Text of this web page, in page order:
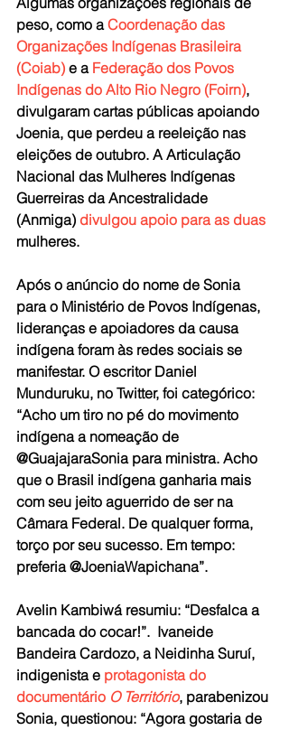
peso, como a Coordenação das
Organizações Indígenas Brasileira
(Coiab) e a Federação dos Povos
Indígenas do Alto Rio Negro (Foirn),
divulgaram cartas públicas apoiando
Joenia, que perdeu a reeleição nas
eleições de outubro. A Articulação
Nacional das Mulheres Indígenas
Guerreiras da Ancestralidade
(Anmiga) divulgou apoio para as duas
mulheres.
Após o anúncio do nome de Sonia
para o Ministério de Povos Indígenas,
lideranças e apoiadores da causa
indígena foram às redes sociais se
manifestar. O escritor Daniel
Munduruku, no Twitter, foi categórico:
“Acho um tiro no pé do movimento
indígena a nomeação de
@GuajajaraSonia para ministra. Acho
que o Brasil indígena ganharia mais
com seu jeito aguerrido de ser na
Câmara Federal. De qualquer forma,
torço por seu sucesso. Em tempo:
preferia @JoeniaWapichana”.
Avelin Kambiwá resumiu: “Desfalca a
bancada do cocar!”.  Ivaneide
Bandeira Cardozo, a Neidinha Suruí,
indigenista e protagonista do
documentário O Território, parabenizou
Sonia, questionou: “Agora gostaria de